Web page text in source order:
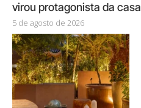
virou protagonista da casa
5 de agosto de 2026